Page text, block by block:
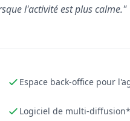
l'activité est plus calme."
Espace back-office pour
Logiciel de multi-diffusion*